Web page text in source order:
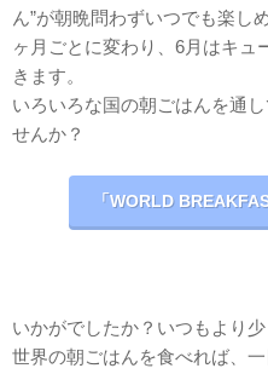
ん”が朝晩問わずいつでも楽し
ヶ月ごとに変わり、6月はキュ
きます。
いろいろな国の朝ごはんを通
せんか？
「WORLD
いかがでしたか？いつもより
世界の朝ごはんを食べれば、